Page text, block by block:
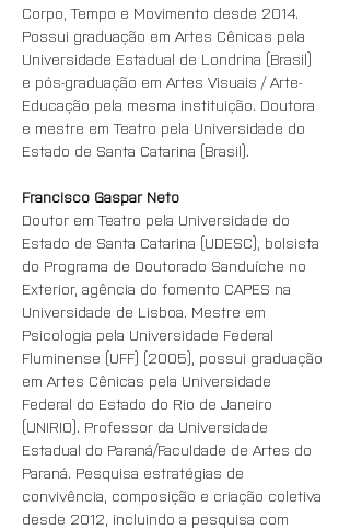
Corpo, Tempo e Movimento desde 2014.
Possui graduação em Artes Cênicas pela
Universidade Estadual de Londrina (Brasil)
e pós-graduação em Artes Visuais / Arte-
Educação pela mesma instituição. Doutora
e mestre em Teatro pela Universidade do
Estado de Santa Catarina (Brasil).
Francisco Gaspar Neto
Doutor em Teatro pela Universidade do
Estado de Santa Catarina (UDESC), bolsista
do Programa de Doutorado Sanduíche no
Exterior, agência do fomento CAPES na
Universidade de Lisboa. Mestre em
Psicologia pela Universidade Federal
Fluminense (UFF) (2005), possui graduação
em Artes Cênicas pela Universidade
Federal do Estado do Rio de Janeiro
(UNIRIO). Professor da Universidade
Estadual do Paraná/Faculdade de Artes do
Paraná. Pesquisa estratégias de
convivência, composição e criação coletiva
desde 2012, incluindo a pesquisa com